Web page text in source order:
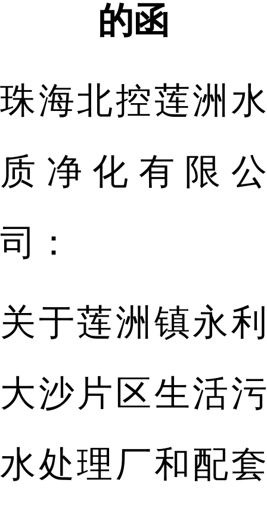
的函
珠海北控莲洲水
质净化有限公
司：
关于莲洲镇永利
大沙片区生活污
水处理厂和配套